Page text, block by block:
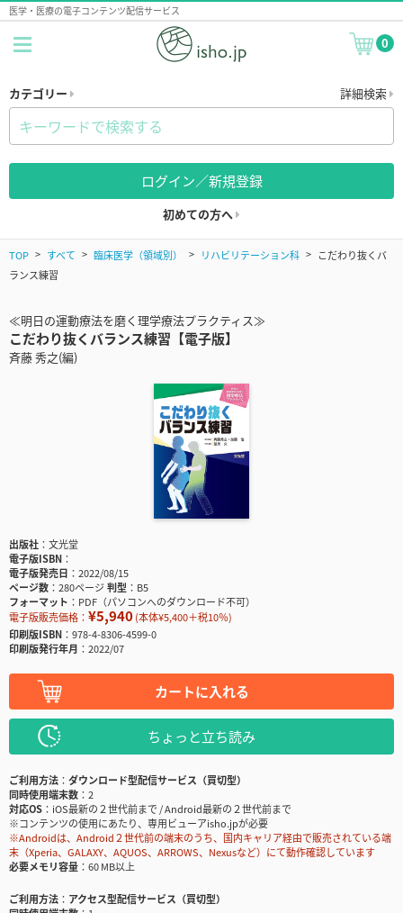
医学・医療の電子コンテンツ配信サービス
0
カテゴリー 詳細検索
ログイン／新規登録
初めての方へ
TOP すべて 臨床医学（領域別） リハビリテーション科
こだわり抜くバ
ランス練習
≪明日の運動療法を磨く理学療法プラクティス≫
こだわり抜くバランス練習【電子版】
斉藤 秀之(編)
出版社
文光堂
電子版ISBN
電子版発売日
2022/08/15
ページ数
280ページ判型
B5
フォーマット
PDF（パソコンへのダウンロード不可）
電子版販売価格： ¥5,940(本体¥5,400＋税10％)
印刷版ISBN
978-4-8306-4599-0
印刷版発行年月
2022/07
カートに入れる
ちょっと立ち読み
ご利用方法
ダウンロード型配信サービス（買切型）
同時使用端末数
2
対応OS
iOS最新の２世代前まで / Android最新の２世代前まで
※コンテンツの使用にあたり、専用ビューアisho.jpが必要
※Androidは、Android２世代前の端末のうち、国内キャリア経由で販売されている端
末（Xperia、GALAXY、AQUOS、ARROWS、Nexusなど）にて動作確認しています
必要メモリ容量
60 MB以上
ご利用方法
アクセス型配信サービス（買切型）